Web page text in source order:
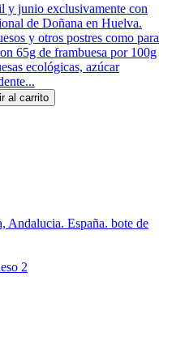
y junio exclusivamente con
de Doñana en Huelva.
y otros postres como para
65g de frambuesa por 100g
ecológicas, azúcar
al carrito
Andalucia. España. bote de